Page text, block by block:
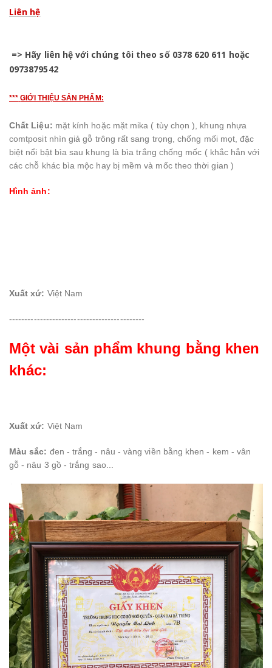
Liên hệ
=> Hãy liên hệ với chúng tôi theo số 0378 620 611 hoặc
0973879542
*** GIỚI THIỆU SẢN PHẨM:
Chất Liệu: mặt kính hoặc mặt mika ( tùy chọn ), khung nhựa
comtposit nhìn giả gỗ trông rất sang trọng, chống mối mọt, đặc
biệt nổi bật bìa sau khung là bìa trắng chống mốc ( khắc hẳn với
các chỗ khác bìa mộc hay bị mềm và mốc theo thời gian )
Hình ảnh:
Xuất xứ: Việt Nam
--------------------------------------------
Một vài sản phẩm khung bằng khen
khác:
Xuất xứ: Việt Nam
Màu sắc: đen - trắng - nâu - vàng viền bằng khen - kem - vân
gỗ - nâu 3 gồ - trắng sao...